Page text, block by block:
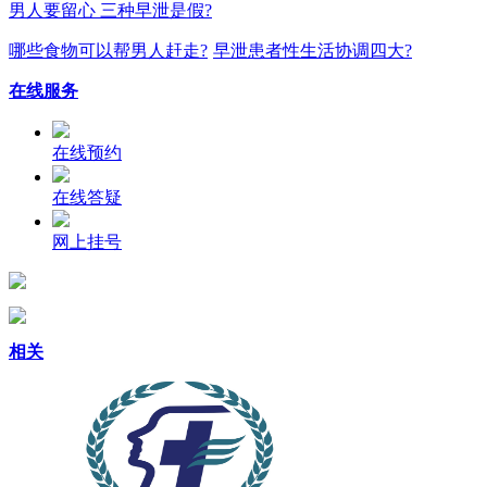
男人要留心 三种早泄是假?
哪些食物可以帮男人赶走? 早泄患者性生活协调四大?
在线服务
在线预约
在线答疑
网上挂号
相关